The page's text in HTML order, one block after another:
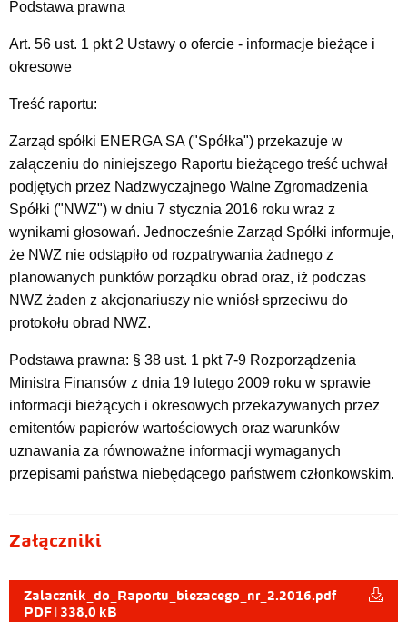
Podstawa prawna
Art. 56 ust. 1 pkt 2 Ustawy o ofercie - informacje bieżące i
okresowe
Treść raportu:
Zarząd spółki ENERGA SA ("Spółka") przekazuje w
załączeniu do niniejszego Raportu bieżącego treść uchwał
podjętych przez Nadzwyczajnego Walne Zgromadzenia
Spółki ("NWZ") w dniu 7 stycznia 2016 roku wraz z
wynikami głosowań. Jednocześnie Zarząd Spółki informuje,
że NWZ nie odstąpiło od rozpatrywania żadnego z
planowanych punktów porządku obrad oraz, iż podczas
NWZ żaden z akcjonariuszy nie wniósł sprzeciwu do
protokołu obrad NWZ.
Podstawa prawna: § 38 ust. 1 pkt 7-9 Rozporządzenia
Ministra Finansów z dnia 19 lutego 2009 roku w sprawie
informacji bieżących i okresowych przekazywanych przez
emitentów papierów wartościowych oraz warunków
uznawania za równoważne informacji wymaganych
przepisami państwa niebędącego państwem członkowskim.
Załączniki
Zalacznik_do_Raportu_biezacego_nr_2.2016.pdf
PDF | 338,0 kB